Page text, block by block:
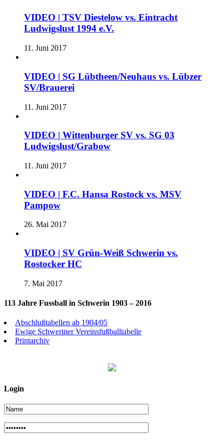
VIDEO | TSV Diestelow vs. Eintracht
Ludwigslust 1994 e.V.
11. Juni 2017
VIDEO | SG Lübtheen/Neuhaus vs. Lübzer
SV/Brauerei
11. Juni 2017
VIDEO | Wittenburger SV vs. SG 03
Ludwigslust/Grabow
11. Juni 2017
VIDEO | F.C. Hansa Rostock vs. MSV
Pampow
26. Mai 2017
VIDEO | SV Grün-Weiß Schwerin vs.
Rostocker HC
7. Mai 2017
113 Jahre Fussball in Schwerin 1903 – 2016
Abschlußtabellen ab 1904/05
Ewige Schweriner Vereinsfußballtabelle
Printarchiv
Login